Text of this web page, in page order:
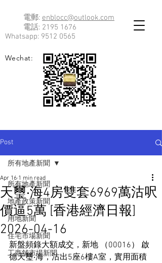
電郵: enblocc@outlook.com
電話: 2195 1676
Whatsapp: 9512 0565
Wechat:
Post
所有地產新聞
地產政策新聞
用地新聞
住宅市場新聞
工商舖市場新聞
所有地產新聞
天璽‧海4房雙套6969萬沽呎
價逼5萬 [香港經濟日報]
2026-04-16
Apr 16 1 min read
新盤頻錄大額成交，新地 （00016） 啟
德天璽‧海，沽出5座6樓A室，實用面積